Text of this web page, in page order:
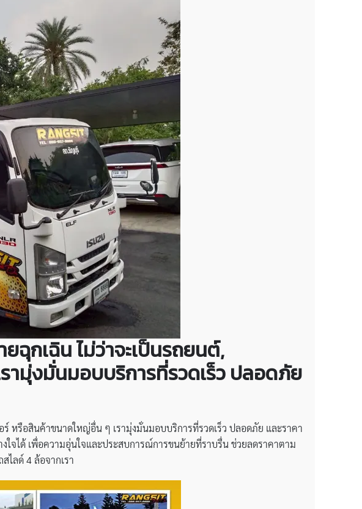
ฉุกเฉิน ไม่ว่าจะเป็นรถยนต์,
ามุ่งมั่นมอบบริการที่รวดเร็ว ปลอดภัย
หรือสินค้าขนาดใหญ่อื่น ๆ เรามุ่งมั่นมอบบริการที่รวดเร็ว ปลอดภัย และราคา
ใจได้ เพื่อความอุ่นใจและประสบการณ์การขนย้ายที่ราบรื่น ช่วยลดราคาตาม
ไลด์ 4 ล้อจากเรา